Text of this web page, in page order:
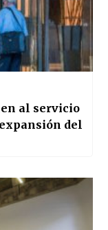
al servicio
del